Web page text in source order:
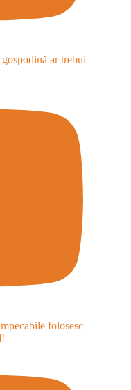
ar trebui
folosesc